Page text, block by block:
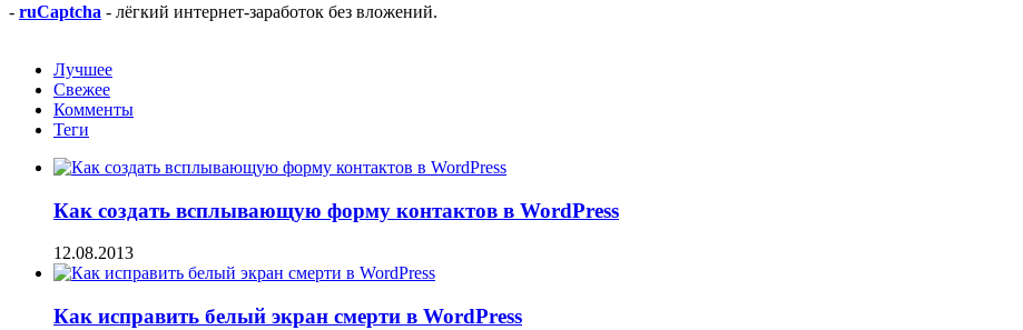
- ruCaptcha - лёгкий интернет-заработок без вложений.
Лучшее
Свежее
Комменты
Теги
Как создать всплывающую форму контактов в WordPress
12.08.2013
Как исправить белый экран смерти в WordPress